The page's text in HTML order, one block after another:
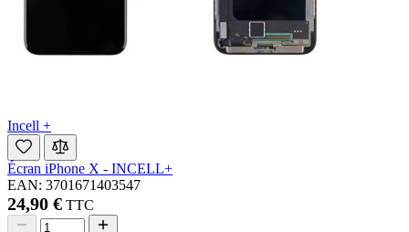
Incell +
Écran iPhone X - INCELL+
EAN: 3701671403547
24,90 € TTC